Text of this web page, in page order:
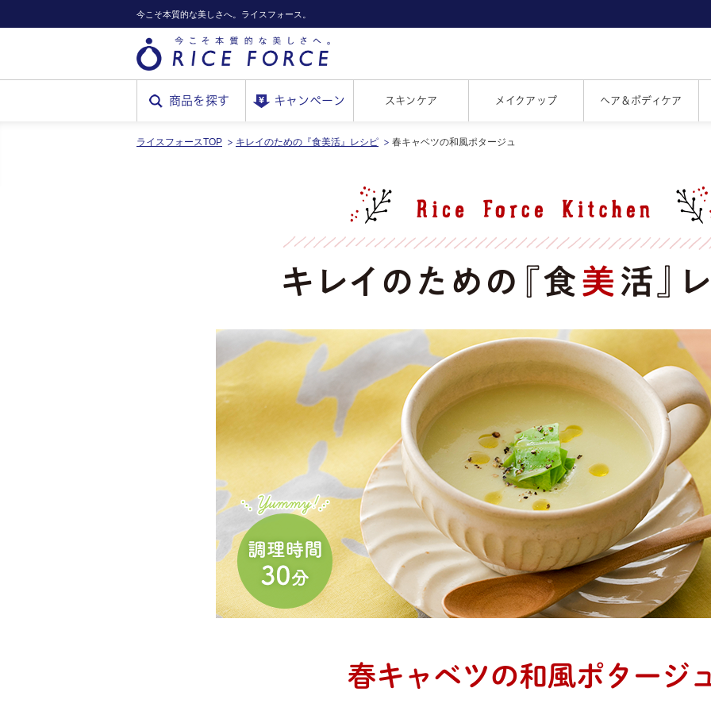
今こそ本質的な美しさへ。ライスフォース。
RICE
商品を探す キャンペーン スキンケア メイクアップ ヘア＆ボディケア
ライスフォースTOP キレイのための『食美活』レシピ 春キャベツの和風ポタージュ
春キャベツの和風ポタージ